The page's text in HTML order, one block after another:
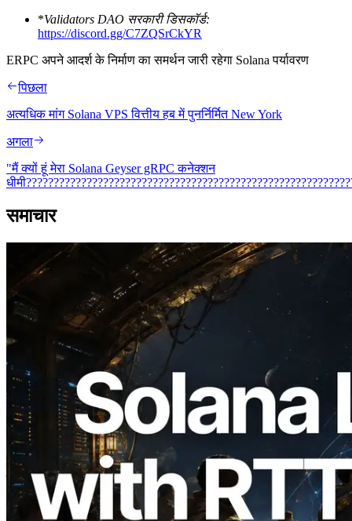
*Validators DAO सरकारी डिसकॉर्ड:
https://discord.gg/C7ZQSrCkYR
ERPC अपने आदर्श के निर्माण का समर्थन जारी रहेगा Solana पर्यावरण
पिछला
अत्यधिक मांग Solana VPS वित्तीय हब में पुनर्निर्मित New York
अगला
"मैं क्यों हूं मेरा Solana Geyser gRPC कनेक्शन
समाचार
2026.08.05
ERPC का Solana Leader Slot API अब 7
वैश्विक क्षेत्रों से ping मापता है — Validators
Information API भी लॉन्च